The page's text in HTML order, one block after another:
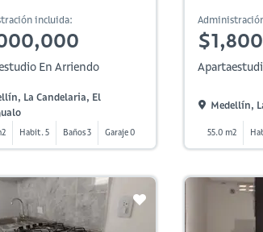
incluida:
En Arriendo
La Candelaria, El
Habit. 5 Baños 3 Garaje 0
Medellín,
55.0 m2